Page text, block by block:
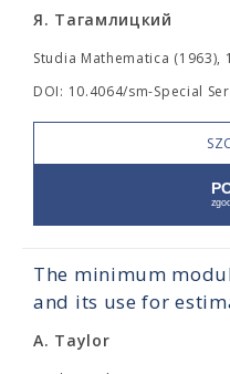
Я. Тагамлицкий
Studia Mathematica (1963),
DOI: 10.4064/sm-Special
The minimum
and its use for
A. Taylor